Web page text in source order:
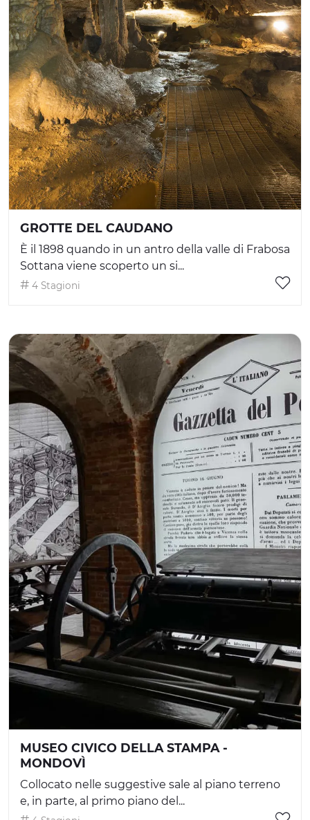
GROTTE DEL CAUDANO
È il 1898 quando in un antro della valle di Frabosa
Sottana viene scoperto un si...
4 Stagioni
MUSEO CIVICO DELLA STAMPA -
MONDOVÌ
Collocato nelle suggestive sale al piano terreno
e, in parte, al primo piano del...